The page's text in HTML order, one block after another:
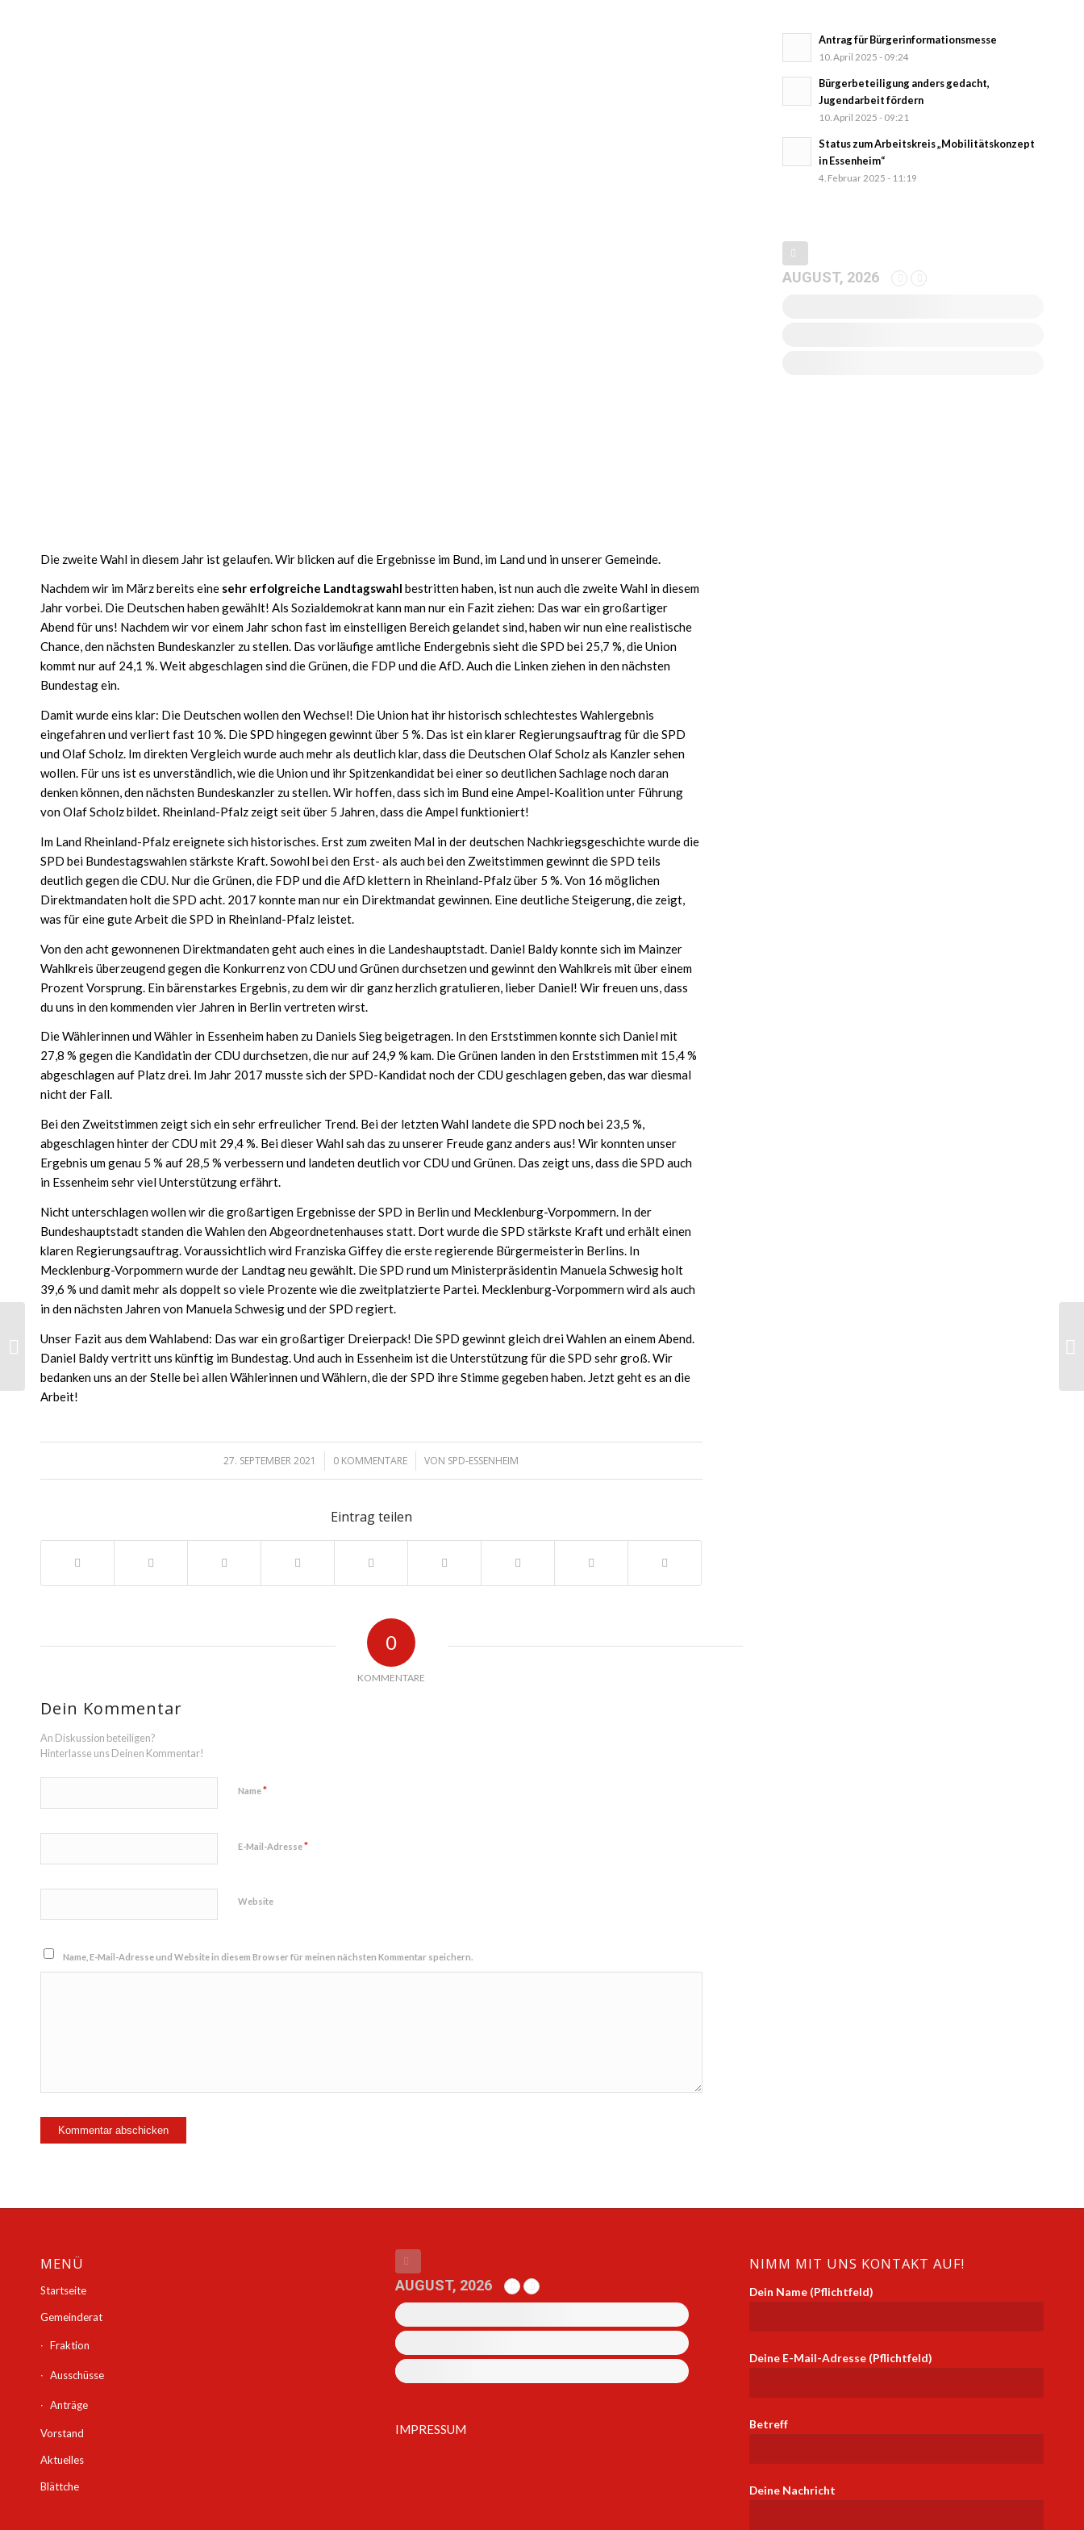
Die zweite Wahl in diesem Jahr ist gelaufen. Wir blicken auf die Ergebnisse im Bund, im Land und in unserer Gemeinde.
Nachdem wir im März bereits eine sehr erfolgreiche Landtagswahl bestritten haben, ist nun auch die zweite Wahl in diesem
Jahr vorbei. Die Deutschen haben gewählt! Als Sozialdemokrat kann man nur ein Fazit ziehen: Das war ein großartiger
Abend für uns! Nachdem wir vor einem Jahr schon fast im einstelligen Bereich gelandet sind, haben wir nun eine realistische
Chance, den nächsten Bundeskanzler zu stellen. Das vorläufige amtliche Endergebnis sieht die SPD bei 25,7 %, die Union
kommt nur auf 24,1 %. Weit abgeschlagen sind die Grünen, die FDP und die AfD. Auch die Linken ziehen in den nächsten
Bundestag ein.
Damit wurde eins klar: Die Deutschen wollen den Wechsel! Die Union hat ihr historisch schlechtestes Wahlergebnis
eingefahren und verliert fast 10 %. Die SPD hingegen gewinnt über 5 %. Das ist ein klarer Regierungsauftrag für die SPD
und Olaf Scholz. Im direkten Vergleich wurde auch mehr als deutlich klar, dass die Deutschen Olaf Scholz als Kanzler sehen
wollen. Für uns ist es unverständlich, wie die Union und ihr Spitzenkandidat bei einer so deutlichen Sachlage noch daran
denken können, den nächsten Bundeskanzler zu stellen. Wir hoffen, dass sich im Bund eine Ampel-Koalition unter Führung
von Olaf Scholz bildet. Rheinland-Pfalz zeigt seit über 5 Jahren, dass die Ampel funktioniert!
Im Land Rheinland-Pfalz ereignete sich historisches. Erst zum zweiten Mal in der deutschen Nachkriegsgeschichte wurde die
SPD bei Bundestagswahlen stärkste Kraft. Sowohl bei den Erst- als auch bei den Zweitstimmen gewinnt die SPD teils
deutlich gegen die CDU. Nur die Grünen, die FDP und die AfD klettern in Rheinland-Pfalz über 5 %. Von 16 möglichen
Direktmandaten holt die SPD acht. 2017 konnte man nur ein Direktmandat gewinnen. Eine deutliche Steigerung, die zeigt,
was für eine gute Arbeit die SPD in Rheinland-Pfalz leistet.
Von den acht gewonnenen Direktmandaten geht auch eines in die Landeshauptstadt. Daniel Baldy konnte sich im Mainzer
Wahlkreis überzeugend gegen die Konkurrenz von CDU und Grünen durchsetzen und gewinnt den Wahlkreis mit über einem
Prozent Vorsprung. Ein bärenstarkes Ergebnis, zu dem wir dir ganz herzlich gratulieren, lieber Daniel! Wir freuen uns, dass
du uns in den kommenden vier Jahren in Berlin vertreten wirst.
Die Wählerinnen und Wähler in Essenheim haben zu Daniels Sieg beigetragen. In den Erststimmen konnte sich Daniel mit
27,8 % gegen die Kandidatin der CDU durchsetzen, die nur auf 24,9 % kam. Die Grünen landen in den Erststimmen mit 15,4 %
abgeschlagen auf Platz drei. Im Jahr 2017 musste sich der SPD-Kandidat noch der CDU geschlagen geben, das war diesmal
nicht der Fall.
Bei den Zweitstimmen zeigt sich ein sehr erfreulicher Trend. Bei der letzten Wahl landete die SPD noch bei 23,5 %,
abgeschlagen hinter der CDU mit 29,4 %. Bei dieser Wahl sah das zu unserer Freude ganz anders aus! Wir konnten unser
Ergebnis um genau 5 % auf 28,5 % verbessern und landeten deutlich vor CDU und Grünen. Das zeigt uns, dass die SPD auch
in Essenheim sehr viel Unterstützung erfährt.
Nicht unterschlagen wollen wir die großartigen Ergebnisse der SPD in Berlin und Mecklenburg-Vorpommern. In der
Bundeshauptstadt standen die Wahlen den Abgeordnetenhauses statt. Dort wurde die SPD stärkste Kraft und erhält einen
klaren Regierungsauftrag. Voraussichtlich wird Franziska Giffey die erste regierende Bürgermeisterin Berlins. In
Mecklenburg-Vorpommern wurde der Landtag neu gewählt. Die SPD rund um Ministerpräsidentin Manuela Schwesig holt
39,6 % und damit mehr als doppelt so viele Prozente wie die zweitplatzierte Partei. Mecklenburg-Vorpommern wird als auch
in den nächsten Jahren von Manuela Schwesig und der SPD regiert.
Unser Fazit aus dem Wahlabend: Das war ein großartiger Dreierpack! Die SPD gewinnt gleich drei Wahlen an einem Abend.
Daniel Baldy vertritt uns künftig im Bundestag. Und auch in Essenheim ist die Unterstützung für die SPD sehr groß. Wir
bedanken uns an der Stelle bei allen Wählerinnen und Wählern, die der SPD ihre Stimme gegeben haben. Jetzt geht es an die
Arbeit!
27. SEPTEMBER 2021
/ 0 KOMMENTARE
/ VON SPD-ESSENHEIM
Eintrag teilen
0
KOMMENTARE
Dein Kommentar
An Diskussion beteiligen?
Hinterlasse uns Deinen Kommentar!
Name*
E-Mail-Adresse*
Website
Name, E-Mail-Adresse und Website in diesem Browser für meinen nächsten Kommentar speichern.
Antrag für Bürgerinformationsmesse
10. April 2025 - 09:24
Bürgerbeteiligung anders gedacht,
Jugendarbeit fördern
10. April 2025 - 09:21
Status zum Arbeitskreis „Mobilitätskonzept
in Essenheim“
4. Februar 2025 - 11:19
AUGUST, 2026
MENÜ
Startseite
Gemeinderat
Fraktion
Ausschüsse
Anträge
Vorstand
Aktuelles
Blättche
AUGUST, 2026
IMPRESSUM
NIMM MIT UNS KONTAKT AUF!
Dein Name (Pflichtfeld)
Deine E-Mail-Adresse (Pflichtfeld)
Betreff
Deine Nachricht
SPD Essenheim wählt
neuen Vorstand